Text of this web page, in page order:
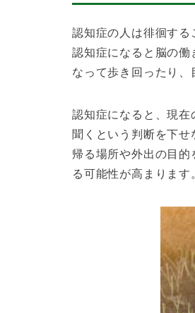
認知症の人は徘徊する
認知症になると脳の働
なって歩き回ったり、
認知症になると、現在
聞くという判断を下せ
帰る場所や外出の目
る可能性が高まります